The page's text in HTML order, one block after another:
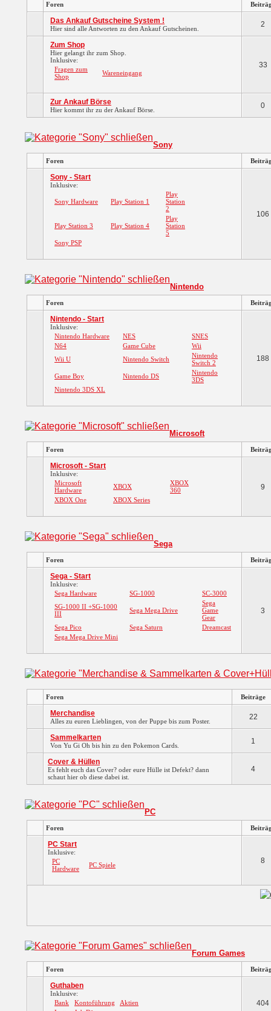
Foren
Das Ankauf Gutscheine System !
Hier sind alle Antworten zu den Ankauf Gutscheinen. 2
Zum Shop
Hier gelangt ihr zum Shop.
Inklusive:
Fragen zum
Shop
Wareneingang
33
Zur Ankauf Börse
Hier kommt ihr zu der Ankauf Börse. 0
Sony
Foren
Sony - Start
Inklusive:
Sony Hardware Play Station 1
Play
Station
2
Play Station 3 Play Station 4
Play
Station
5
Sony PSP
106
Nintendo
Foren
Nintendo - Start
Inklusive:
Nintendo Hardware
NES
SNES
N64
Game Cube
Wii
Wii U
Nintendo Switch
Nintendo
Switch 2
Game Boy
Nintendo DS
Nintendo
3DS
Nintendo 3DS XL
188
Microsoft
Foren
Microsoft - Start
Inklusive:
Microsoft
Hardware
XBOX
XBOX
360
XBOX One
XBOX Series
9
Sega
Foren
Sega - Start
Inklusive:
Sega Hardware
SG-1000
SC-3000
SG-1000 II +SG-1000
III
Sega Mega Drive
Sega
Game
Gear
Sega Pico
Sega Saturn
Dreamcast
Sega Mega Drive Mini
3
Foren Beiträge
Merchandise
Alles zu euren Lieblingen, von der Puppe bis zum Poster. 22
Sammelkarten
Von Yu Gi Oh bis hin zu den Pokemon Cards. 1
Cover & Hüllen
Es fehlt euch das Cover? oder eure Hülle ist Defekt? dann
schaut hier ob diese dabei ist.
4
PC
Foren
PC Start
Inklusive:
PC
Hardware
PC Spiele 8
Forum Games
Foren
Guthaben
Inklusive:
Bank
Kontoführung
Aktien
404